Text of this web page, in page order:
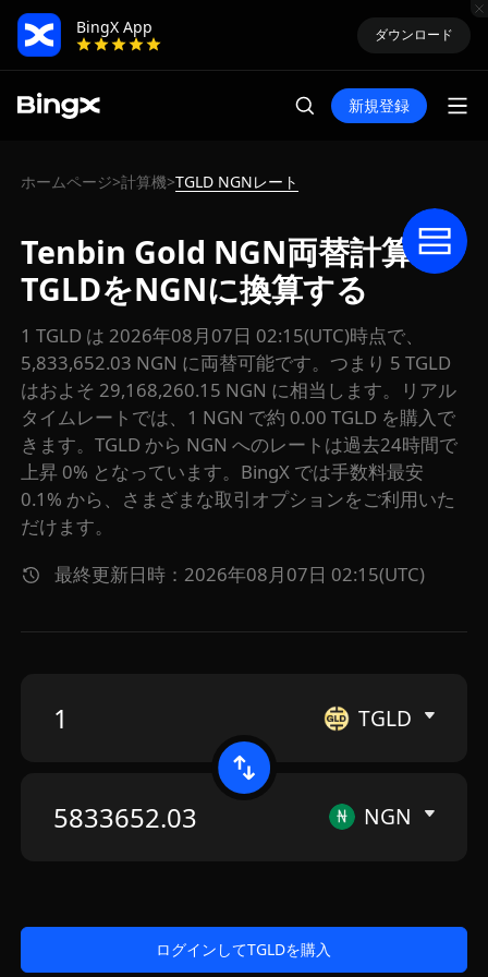
BingX App
ダウンロード
新規登録
ホームページ>計算機>TGLD NGNレート
Tenbin Gold NGN両替計算：
TGLDをNGNに換算する
1 TGLD は 2026年08月07日 02:15(UTC)時点で、
5,833,652.03 NGN に両替可能です。つまり 5 TGLD
はおよそ 29,168,260.15 NGN に相当します。リアル
タイムレートでは、1 NGN で約 0.00 TGLD を購入で
きます。TGLD から NGN へのレートは過去24時間で
上昇 0% となっています。BingX では手数料最安
0.1% から、さまざまな取引オプションをご利用いた
だけます。
最終更新日時：2026年08月07日 02:15(UTC)
TGLD
NGN
ログインしてTGLDを購入